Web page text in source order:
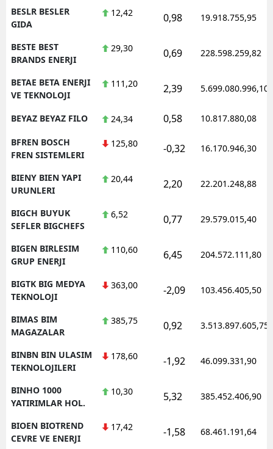
BESLR BESLER
GIDA
12,42 0,98 19.918.755,95
BESTE BEST
BRANDS ENERJI
29,30 0,69 228.598.259,82
BETAE BETA ENERJI
VE TEKNOLOJI
111,20 2,39 5.699.080.996,10
BEYAZ BEYAZ FILO 24,34 0,58 10.817.880,08
BFREN BOSCH
FREN SISTEMLERI
125,80 -0,32 16.170.946,30
BIENY BIEN YAPI
URUNLERI
20,44 2,20 22.201.248,88
BIGCH BUYUK
SEFLER BIGCHEFS
6,52 0,77 29.579.015,40
BIGEN BIRLESIM
GRUP ENERJI
110,60 6,45 204.572.111,80
BIGTK BIG MEDYA
TEKNOLOJI
363,00 -2,09 103.456.405,50
BIMAS BIM
MAGAZALAR
385,75 0,92 3.513.897.605,75
BINBN BIN ULASIM
TEKNOLOJILERI
178,60 -1,92 46.099.331,90
BINHO 1000
YATIRIMLAR HOL.
10,30 5,32 385.452.406,90
BIOEN BIOTREND
CEVRE VE ENERJI
17,42 -1,58 68.461.191,64